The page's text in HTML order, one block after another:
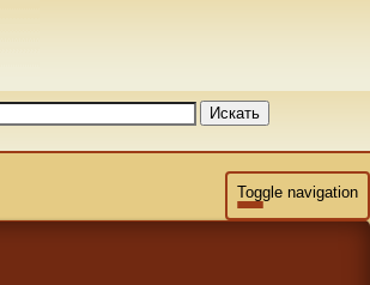
Искать
Toggle navigation